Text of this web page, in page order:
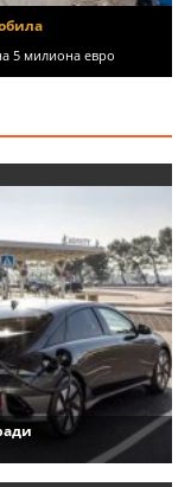
5 милиона евро